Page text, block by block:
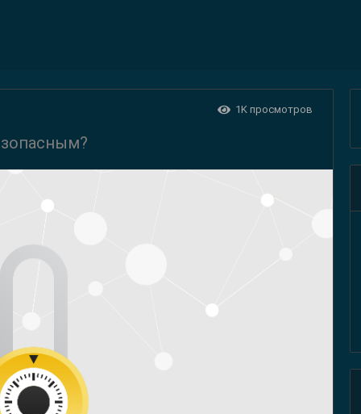
1K просмотров